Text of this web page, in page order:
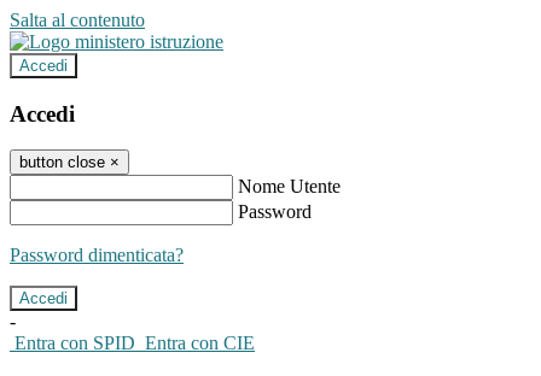
Salta al contenuto
Accedi
Accedi
button close ×
Nome Utente
Password
Password dimenticata?
-
Entra con SPID Entra con CIE